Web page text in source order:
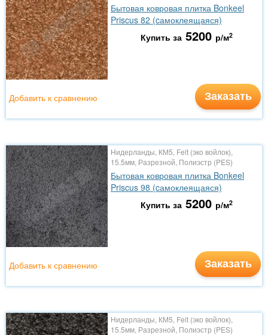
Бытовая ковровая плитка Bonkeel
Priscus 82 (cамоклеящаяся)
Купить за 5200 р/м2
Заказать
Добавить к сравнению
Нидерланды, КМ5, Felt (эко войлок),
15.5мм, Разрезной, Полиэстр (PES)
Бытовая ковровая плитка Bonkeel
Priscus 98 (cамоклеящаяся)
Купить за 5200 р/м2
Заказать
Добавить к сравнению
Нидерланды, КМ5, Felt (эко войлок),
15.5мм, Разрезной, Полиэстр (PES)